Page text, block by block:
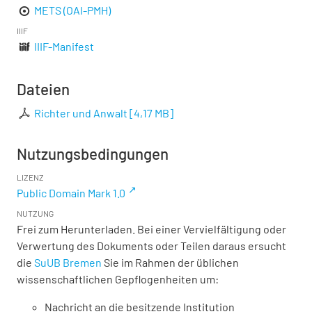
METS (OAI-PMH)
IIIF
IIIF-Manifest
Dateien
Richter und Anwalt [4,17 MB]
Nutzungsbedingungen
LIZENZ
Public Domain Mark 1.0
NUTZUNG
Frei zum Herunterladen. Bei einer Vervielfältigung oder
Verwertung des Dokuments oder Teilen daraus ersucht
die SuUB Bremen Sie im Rahmen der üblichen
wissenschaftlichen Gepflogenheiten um:
Nachricht an die besitzende Institution